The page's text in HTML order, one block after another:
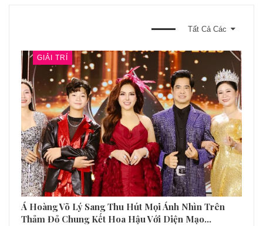
Tất Cả Các
GIẢI TRÍ
Á Hoàng Võ Lý Sang Thu Hút Mọi Ánh Nhìn Trên
Thảm Đỏ Chung Kết Hoa Hậu Với Diện Mạo…